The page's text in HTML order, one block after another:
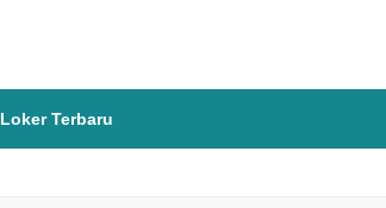
Loker Terbaru